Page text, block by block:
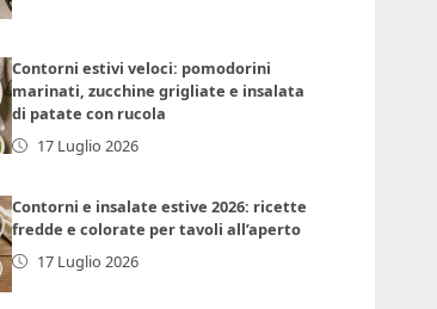
Contorni estivi veloci: pomodorini
marinati, zucchine grigliate e insalata
di patate con rucola
17 Luglio 2026
Contorni e insalate estive 2026: ricette
fredde e colorate per tavoli all’aperto
17 Luglio 2026